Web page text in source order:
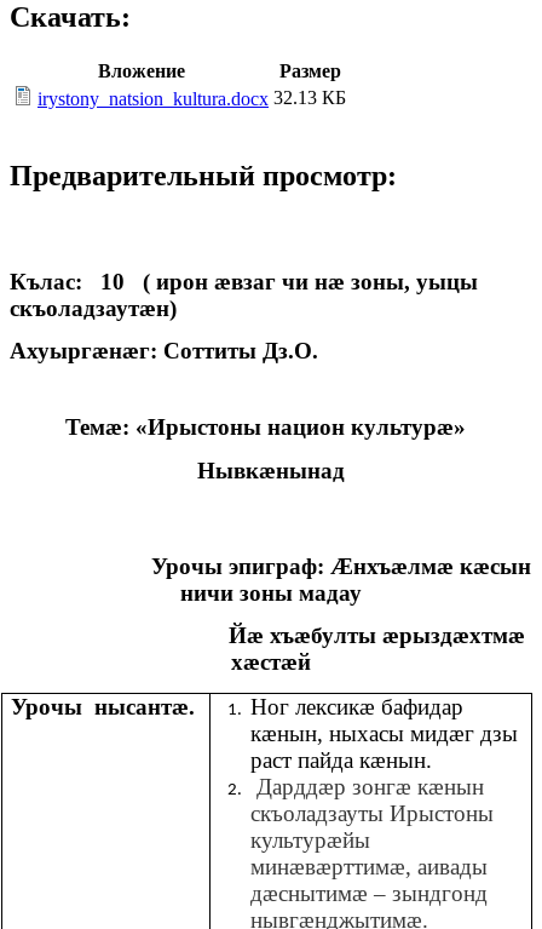
Скачать:
Вложение
Размер
irystony_natsion_kultura.docx 32.13 КБ
Предварительный просмотр:
Кълас: 10 ( ирон æвзаг чи нæ зоны, уыцы
скъоладзаутæн)
Ахуыргæнæг: Соттиты Дз.О.
Темæ: «Ирыстоны национ культурæ»
Нывкæнынад
Урочы эпиграф: Æнхъæлмæ кæсын
ничи зоны мадау
Йæ хъæбулты æрыздæхтмæ
хæстæй
Урочы нысантæ.
Ног лексикæ бафидар
кæнын, ныхасы мидæг дзы
раст пайда кæнын.
Дарддæр зонгæ кæнын
скъоладзауты Ирыстоны
культурæйы
минæвæрттимæ, аивады
дæснытимæ – зындгонд
нывгæнджытимæ.